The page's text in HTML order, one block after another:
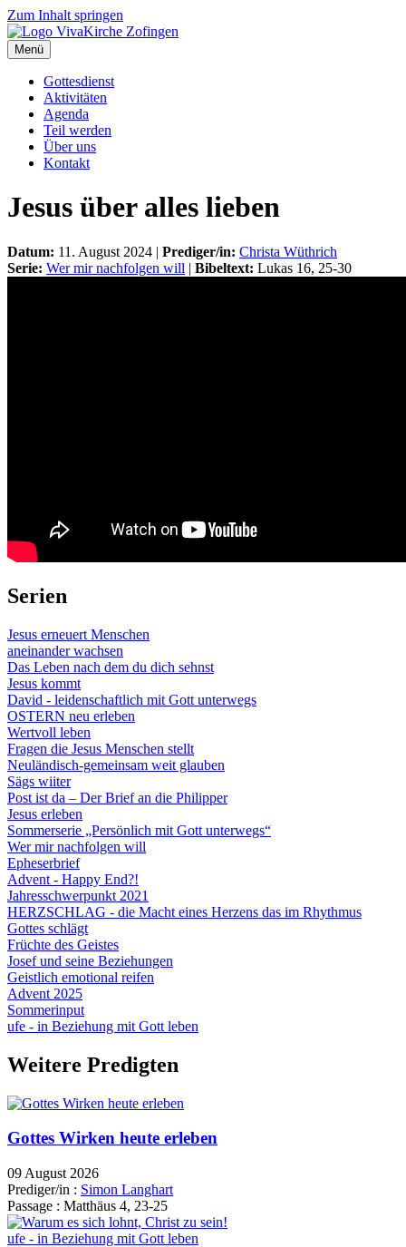
Zum Inhalt springen
Menü
Gottesdienst
Aktivitäten
Agenda
Teil werden
Über uns
Kontakt
Jesus über alles lieben
Datum: 11. August 2024 | Prediger/in: Christa Wüthrich
Serie: Wer mir nachfolgen will | Bibeltext: Lukas 16, 25-30
Serien
Jesus erneuert Menschen
aneinander wachsen
Das Leben nach dem du dich sehnst
Jesus kommt
David - leidenschaftlich mit Gott unterwegs
OSTERN neu erleben
Wertvoll leben
Fragen die Jesus Menschen stellt
Neuländisch-gemeinsam weit glauben
Sägs wiiter
Post ist da – Der Brief an die Philipper
Jesus erleben
Sommerserie „Persönlich mit Gott unterwegs“
Wer mir nachfolgen will
Epheserbrief
Advent - Happy End?!
Jahresschwerpunkt 2021
HERZSCHLAG - die Macht eines Herzens das im Rhythmus
Gottes schlägt
Früchte des Geistes
Josef und seine Beziehungen
Geistlich emotional reifen
Advent 2025
Sommerinput
ufe - in Beziehung mit Gott leben
Weitere Predigten
Gottes Wirken heute erleben
09 August 2026
Prediger/in : Simon Langhart
Passage : Matthäus 4, 23-25
ufe - in Beziehung mit Gott leben